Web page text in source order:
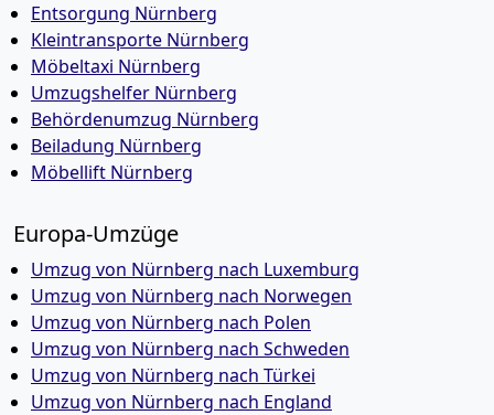
Entsorgung Nürnberg
Kleintransporte Nürnberg
Möbeltaxi Nürnberg
Umzugshelfer Nürnberg
Behördenumzug Nürnberg
Beiladung Nürnberg
Möbellift Nürnberg
Europa-Umzüge
Umzug von Nürnberg nach Luxemburg
Umzug von Nürnberg nach Norwegen
Umzug von Nürnberg nach Polen
Umzug von Nürnberg nach Schweden
Umzug von Nürnberg nach Türkei
Umzug von Nürnberg nach England